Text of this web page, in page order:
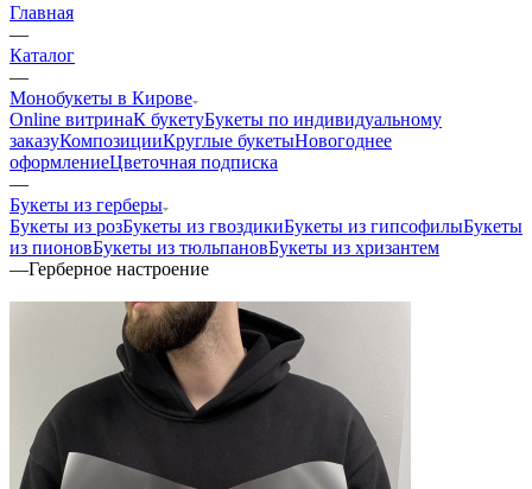
Главная
—
Каталог
—
Монобукеты в Кирове
Online витринаК букетуБукеты по индивидуальному
заказуКомпозицииКруглые букетыНовогоднее
оформлениеЦветочная подписка
—
Букеты из герберы
Букеты из розБукеты из гвоздикиБукеты из гипсофилыБукеты
из пионовБукеты из тюльпановБукеты из хризантем
—Герберное настроение